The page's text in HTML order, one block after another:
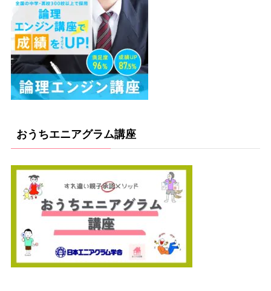
おうちエニアグラム講座